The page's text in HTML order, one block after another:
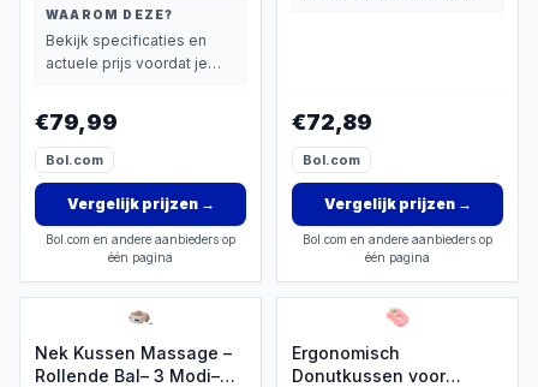
WAAROM DEZE?
Bekijk specificaties en
actuele prijs voordat je
€79,99
Bol.com
Vergelijk prijzen→
Bol.com en andere aanbieders op
één pagina
€72,89
Bol.com
Vergelijk prijzen→
Bol.com en andere aanbieders op
één pagina
Nek Kussen Massage –
Rollende Bal– 3 Modi–
Ergonomisch
Donutkussen voor